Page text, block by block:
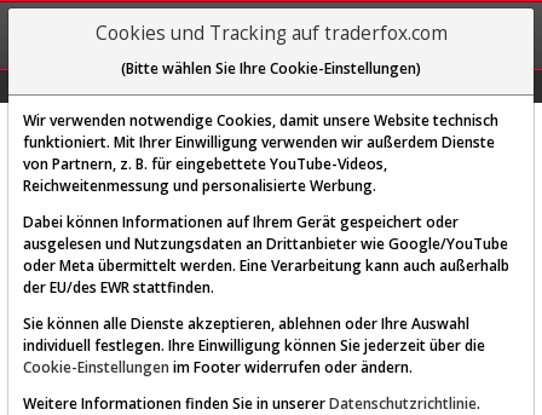
REGIS-
TRIEREN
Diese Funktion ist nur für
AKTIEN-TERMINAL
Cookies und Tracking auf traderfox.com
(Bitte wählen Sie Ihre Cookie-Einstellungen)
Wir verwenden notwendige Cookies, damit unsere Website technisch
funktioniert. Mit Ihrer Einwilligung verwenden wir außerdem Dienste
von Partnern, z. B. für eingebettete YouTube-Videos,
Reichweitenmessung und personalisierte Werbung.
Dabei können Informationen auf Ihrem Gerät gespeichert oder
ausgelesen und Nutzungsdaten an Drittanbieter wie Google/YouTube
oder Meta übermittelt werden. Eine Verarbeitung kann auch außerhalb
der EU/des EWR stattfinden.
Sie können alle Dienste akzeptieren, ablehnen oder Ihre Auswahl
individuell festlegen. Ihre Einwilligung können Sie jederzeit über die
Cookie-Einstellungen im Footer widerrufen oder ändern.
Weitere Informationen finden Sie in unsererDatenschutzrichtlinie.